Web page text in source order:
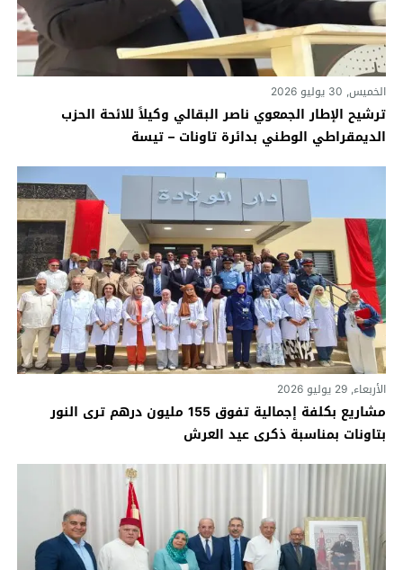
الخميس, 30 يوليو 2026
ترشيح الإطار الجمعوي ناصر البقالي وكيلاً للائحة الحزب
الديمقراطي الوطني بدائرة تاونات – تيسة
الأربعاء, 29 يوليو 2026
مشاريع بكلفة إجمالية تفوق 155 مليون درهم ترى النور
بتاونات بمناسبة ذكرى عيد العرش